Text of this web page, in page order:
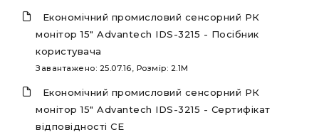
Економічний промисловий сенсорний РК
монітор 15" Advantech IDS-3215 - Посібник
користувача
Завантажено: 25.07.16, Розмір: 2.1M
Економічний промисловий сенсорний РК
монітор 15" Advantech IDS-3215 - Сертифікат
відповідності CE